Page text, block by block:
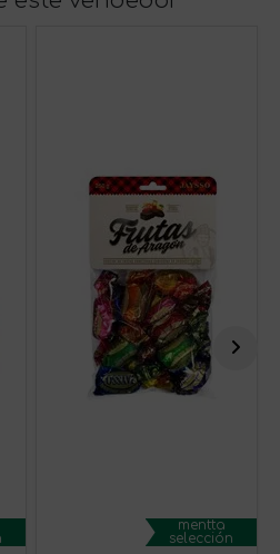
mentta
selección